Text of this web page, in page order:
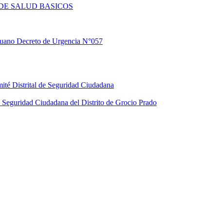
SALUD BASICOS
Decreto de Urgencia N°057
Distrital de Seguridad Ciudadana
Ciudadana del Distrito de Grocio Prado